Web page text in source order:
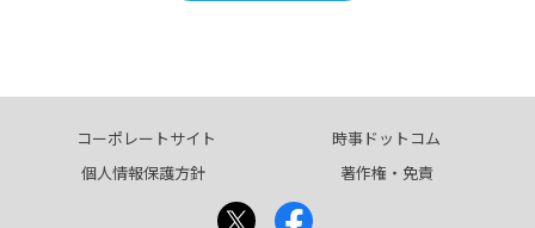
コーポレートサイト
時事ドットコム
個人情報保護方針
著作権・免責